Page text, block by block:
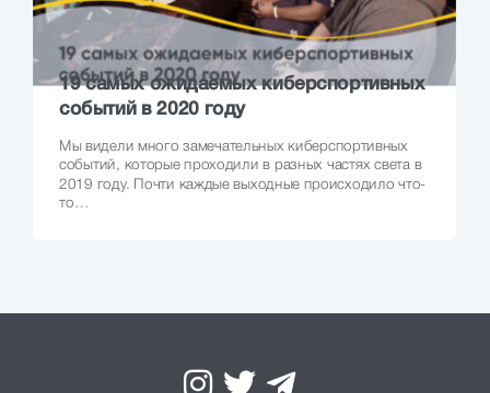
19 самых ожидаемых киберспортивных
событий в 2020 году
Мы видели много замечательных киберспортивных
событий, которые проходили в разных частях света в
2019 году. Почти каждые выходные происходило что-
то…